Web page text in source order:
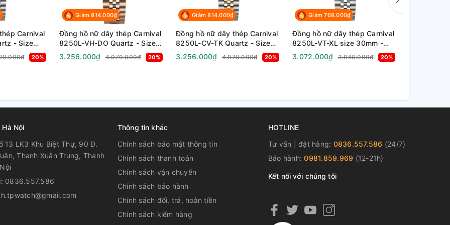
(phạm vi cài đặt mục tiêu số bước: 1.000
khi số bước của bạn quá thấp bằng màn
11 giờ qua trên biểu đồ 6 mức
tiên)
ngày bắt đầu đo, thời gian vòng
cài đặt
Carnival
- Size
- Chống
20%
Giảm 814.000₫
Đồng hồ nữ dây thép Carnival
8250L-VH-DO Quartz - Size
30mm - Kính Sapphire - Chống
nước 30m
3.256.000₫ 4.070.000₫ 20%
Giảm 814.000₫
Đồng hồ nữ dây thép Carnival
8250L-CV-TK Quartz - Size
30mm - Kính Sapphire - Chống
nước 30m
3.256.000₫ 4.070.000₫ 20%
Giảm 768.000₫
Đồng hồ nữ dây thép Carnival
8250L-VT-XL size 30mm -
Kính Sapphire - Chống nước
30m
3.072.000₫ 3.840.000₫ 20%
Hà Nội
13 LK3 Khu Biệt Thự, 90 Đ.
Thanh Xuân Trung, Thanh
0836.557.586
Thông tin khác
Chính sách bảo mật thông tin
Chính sách thanh toán
Chính sách vận chuyển
Chính sách bảo hành
Chính sách đổi, trả, hoàn tiền
Chính sách kiểm hàng
HOTLINE
Tư vấn | đặt hàng: 0836.557.586 (24/7)
Bảo hành:0981.859.969 (12-21h)
Kết nối với chúng tôi